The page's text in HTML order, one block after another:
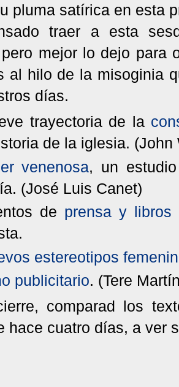
pluma satírica en esta
traer a esta
mejor lo dejo para
al hilo de la misoginia
días.
trayectoria de la
de la iglesia. (John
venenosa, un
(José Luis Canet)
de prensa y libros
estereotipos
publicitario. (Tere
comparad los
hace cuatro días, a ver